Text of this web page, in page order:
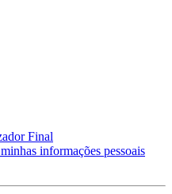
Final
informações pessoais